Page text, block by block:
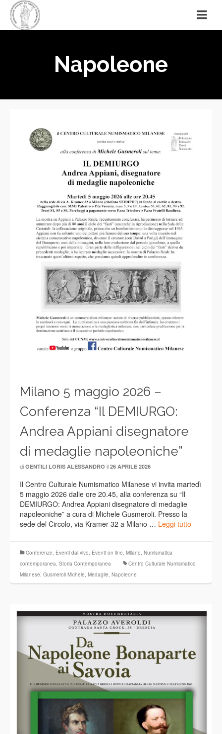
Napoleone
Milano 5 maggio 2026 –
Conferenza “Il DEMIURGO:
Andrea Appiani disegnatore
di medaglie napoleoniche”
di GENTILI LORIS ALESSANDRO il 26 APRILE 2026
Il Centro Culturale Numismatico Milanese vi invita martedì
5 maggio 2026 dalle ore 20.45, alla conferenza su “Il
DEMIURGO: Andrea Appiani disegnatore di medaglie
napoleoniche” a cura di Michele Gusmeroli. Presso la
sede del Circolo, via Kramer 32 a Milano … Leggi tutto
Conferenze Eventi dal vivo Eventi on line Milano Numismatica
contemporanea Storia Contemporanea
Centro Culturale Numismatico
Milanese Gusmeroli Michele Medaglie Napoleone